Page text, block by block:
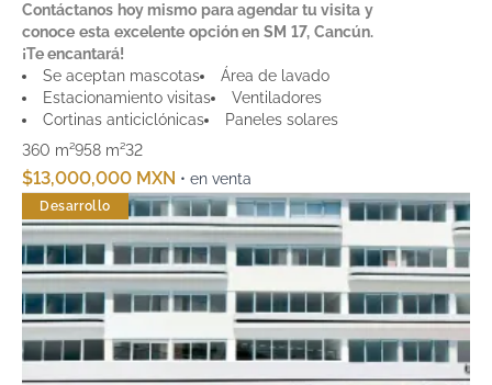
Contáctanos hoy mismo para agendar tu visita y
conoce esta excelente opción en SM 17, Cancún.
¡Te encantará!
Se aceptan mascotas
Área de lavado
Estacionamiento visitas
Ventiladores
Cortinas anticiclónicas
Paneles solares
360 m²958 m²32
$13,000,000 MXN • en venta
Desarrollo